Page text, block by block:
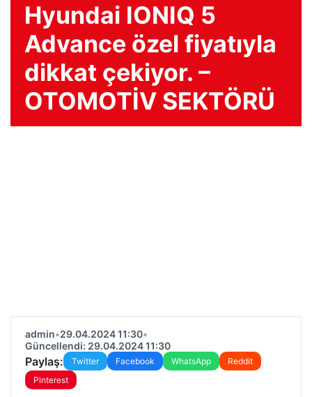
Hyundai IONIQ 5
Advance özel fiyatıyla
dikkat çekiyor. –
OTOMOTİV SEKTÖRÜ
admin•29.04.2024 11:30•
Güncellendi: 29.04.2024 11:30
Paylaş: Twitter Facebook WhatsApp
Reddit
Pinterest